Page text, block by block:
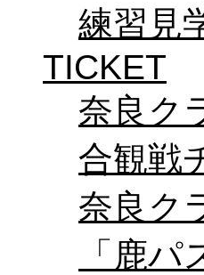
練習見
TICKET
奈良ク
合観戦
奈良ク
「鹿パ